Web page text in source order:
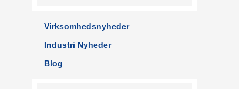
Virksomhedsnyheder
Industri Nyheder
Blog